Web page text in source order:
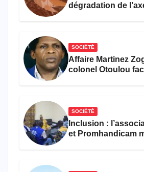
dégradation de
SOCIÉTÉ
Affaire Martinez
colonel Otoulou
SOCIÉTÉ
Inclusion :
et Promhandicam